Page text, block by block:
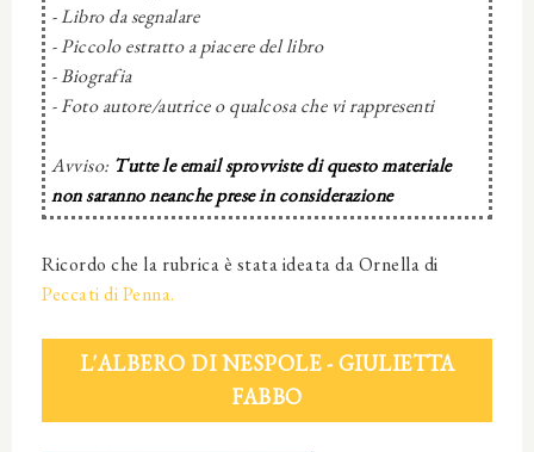
- Libro da segnalare
- Piccolo estratto a piacere del libro
- Biografia
- Foto autore/autrice o qualcosa che vi rappresenti
Avviso: Tutte le email sprovviste di questo materiale
non saranno neanche prese in considerazione
Ricordo che la rubrica è stata ideata da Ornella di
Peccati di Penna.
L'ALBERO DI NESPOLE - GIULIETTA
FABBO